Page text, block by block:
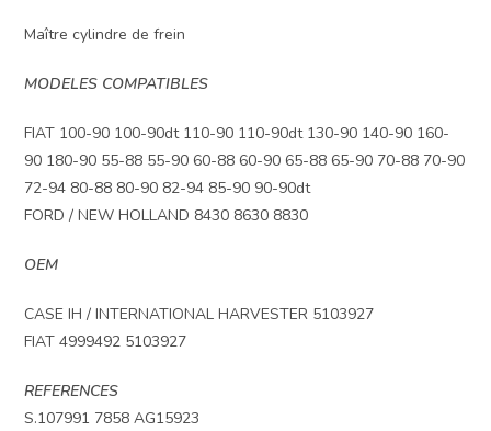
Maître cylindre de frein
MODELES COMPATIBLES
FIAT 100-90 100-90dt 110-90 110-90dt 130-90 140-90 160-
90 180-90 55-88 55-90 60-88 60-90 65-88 65-90 70-88 70-90
72-94 80-88 80-90 82-94 85-90 90-90dt
FORD / NEW HOLLAND 8430 8630 8830
OEM
CASE IH / INTERNATIONAL HARVESTER 5103927
FIAT 4999492 5103927
REFERENCES
S.107991 7858 AG15923